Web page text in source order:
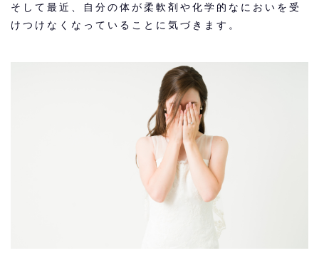
そして最近、自分の体が柔軟剤や化学的なにおいを受
けつけなくなっていることに気づきます。